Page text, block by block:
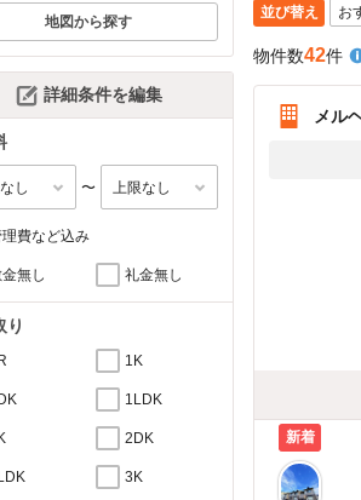
地図から探す
詳細条件を編集
〜
費など込み
無し 礼金無し
り
1K
1LDK
2DK
3K
並び替え
物件数42件
メル
新着